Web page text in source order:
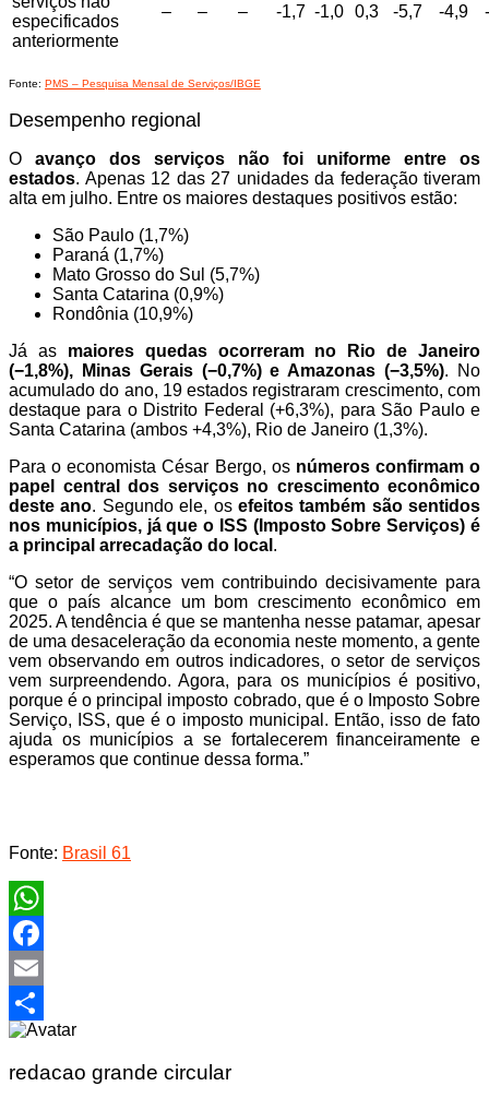
especificados
anteriormente
– – – -1,7 -1,0 0,3 -5,7 -4,9
Fonte: PMS – Pesquisa Mensal de Serviços/IBGE
Desempenho regional
O avanço dos serviços não foi uniforme entre os
estados. Apenas 12 das 27 unidades da federação tiveram
alta em julho. Entre os maiores destaques positivos estão:
São Paulo (1,7%)
Paraná (1,7%)
Mato Grosso do Sul (5,7%)
Santa Catarina (0,9%)
Rondônia (10,9%)
Já as maiores quedas ocorreram no Rio de Janeiro
(−1,8%), Minas Gerais (−0,7%) e Amazonas (−3,5%). No
acumulado do ano, 19 estados registraram crescimento, com
destaque para o Distrito Federal (+6,3%), para São Paulo e
Santa Catarina (ambos +4,3%), Rio de Janeiro (1,3%).
Para o economista César Bergo, os números confirmam o
papel central dos serviços no crescimento econômico
deste ano. Segundo ele, os efeitos também são sentidos
nos municípios, já que o ISS (Imposto Sobre Serviços) é
a principal arrecadação do local .
“O setor de serviços vem contribuindo decisivamente para
que o país alcance um bom crescimento econômico em
2025. A tendência é que se mantenha nesse patamar, apesar
de uma desaceleração da economia neste momento, a gente
vem observando em outros indicadores, o setor de serviços
vem surpreendendo. Agora, para os municípios é positivo,
porque é o principal imposto cobrado, que é o Imposto Sobre
Serviço, ISS, que é o imposto municipal. Então, isso de fato
ajuda os municípios a se fortalecerem financeiramente e
esperamos que continue dessa forma.”
Fonte: Brasil 61
WhatsApp
Facebook
Email
Share
redacao grande circular